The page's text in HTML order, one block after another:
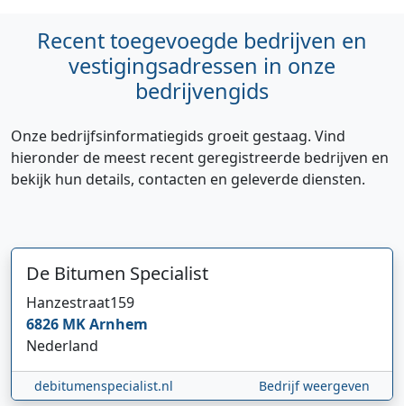
Recent toegevoegde bedrijven en
vestigingsadressen in onze
bedrijvengids
Onze bedrijfsinformatiegids groeit gestaag. Vind
hieronder de meest recent geregistreerde bedrijven en
bekijk hun details, contacten en geleverde diensten.
De Bitumen Specialist
Hanzestraat159
6826 MKArnhem
Nederland
debitumenspecialist.nl Bedrijf weergeven